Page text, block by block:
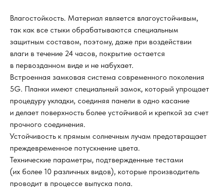
Влагостойкость. Материал является влагоустойчивым,
так как все стыки обрабатываются специальным
защитным составом, поэтому, даже при воздействии
влаги в течение 24 часов, покрытие остается
в первозданном виде и не набухает.
Встроенная замковая система современного поколения
5G. Планки имеют специальный замок, который упрощает
процедуру укладки, соединяя панели в одно касание
и делает поверхность более устойчивой и крепкой за счет
прочного соединения.
Устойчивость к прямым солнечным лучам предотвращает
преждевременное потускнение цвета.
Технические параметры, подтвержденные тестами
(их более 10 различных видов), которые производитель
проводит в процессе выпуска пола.